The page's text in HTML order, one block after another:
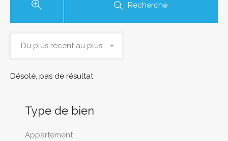
Recherche
Du plus récent au plus ancien
Désolé, pas de résultat
Type de bien
Appartement